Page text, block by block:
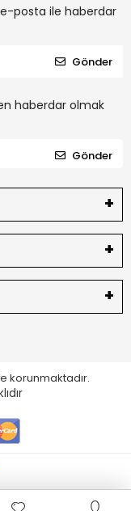
posta ile haberdar
Gönder
haberdar olmak
Gönder
korunmaktadır.